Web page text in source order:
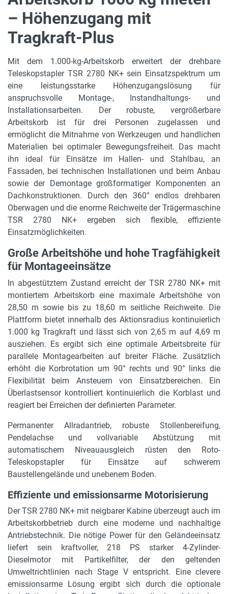
1.000 kg
max. Arbeitshöhe
28,50 m
max. zul. Personenanzahl
3
mit Zusatzgewicht
760 kg
max. Plattformhöhe
26,50 m
max. seitl. Reichweite
18,60 m
Rotation
+/-90°
Gerätelänge
10,63 m
Gerätebreite
2,53 m
Gerätehöhe
3,23 m
max. Bodenfreiheit
0,30 m
max. Steigfähigkeit
66 %
Länge Arbeitskorb (eingefahren)
Länge Arbeitskorb (ausgefahren)
4,69 m
Höhe Arbeitskorb
Motorleistung in kW
160 kW
Motorleistung in PS
218 PS
Bereifung
445/65 R 22,5
– Höhenzugang mit
Tragkraft-Plus
Mit dem 1.000-kg-Arbeitskorb erweitert der drehbare
Teleskopstapler TSR 2780 NK+ sein Einsatzspektrum um
eine leistungsstarke Höhenzugangslösung für
anspruchsvolle Montage-, Instandhaltungs- und
Installationsarbeiten. Der robuste, vergrößerbare
Arbeitskorb ist für drei Personen zugelassen und
ermöglicht die Mitnahme von Werkzeugen und handlichen
Materialien bei optimaler Bewegungsfreiheit. Das macht
ihn ideal für Einsätze im Hallen- und Stahlbau, an
Fassaden, bei technischen Installationen und beim Anbau
sowie der Demontage großformatiger Komponenten an
Dachkonstruktionen. Durch den 360° endlos drehbaren
Oberwagen und die enorme Reichweite der Trägermaschine
TSR 2780 NK+ ergeben sich flexible, effiziente
Einsatzmöglichkeiten.
Große Arbeitshöhe und hohe Tragfähigkeit
für Montageeinsätze
In abgestütztem Zustand erreicht der TSR 2780 NK+ mit
montiertem Arbeitskorb eine maximale Arbeitshöhe von
28,50 m sowie bis zu 18,60 m seitliche Reichweite. Die
Plattform bietet innerhalb des Aktionsradius kontinuierlich
1.000 kg Tragkraft und lässt sich von 2,65 m auf 4,69 m
ausziehen. Es ergibt sich eine optimale Arbeitsbreite für
parallele Montagearbeiten auf breiter Fläche. Zusätzlich
erhöht die Korbrotation um 90° rechts und 90° links die
Flexibilität beim Ansteuern von Einsatzbereichen. Ein
Überlastsensor kontrolliert kontinuierlich die Korblast und
reagiert bei Erreichen der definierten Parameter.
Permanenter Allradantrieb, robuste Stollenbereifung,
Pendelachse und vollvariable Abstützung mit
automatischem Niveauausgleich rüsten den Roto-
Teleskopstapler für Einsätze auf schwerem
Baustellengelände und unebenem Boden.
Effiziente und emissionsarme Motorisierung
Der TSR 2780 NK+ mit neigbarer Kabine überzeugt auch im
Arbeitskorbbetrieb durch eine moderne und nachhaltige
Antriebstechnik. Die nötige Power für den Geländeeinsatz
liefert sein kraftvoller, 218 PS starker 4-Zylinder-
Dieselmotor mit Partikelfilter, der den geltenden
Umweltrichtlinien nach Stage V entspricht. Eine clevere
emissionsarme Lösung ergibt sich durch die optionale